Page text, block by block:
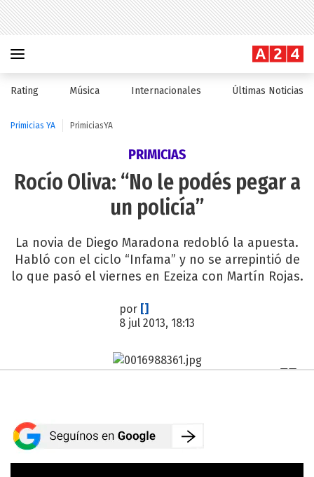
Rating Música Internacionales Últimas Noticias
Primicias YA PrimiciasYA
PRIMICIAS
Rocío Oliva: “No le podés pegar a
un policía”
La novia de Diego Maradona redobló la apuesta.
Habló con el ciclo “Infama” y no se arrepintió de
lo que pasó el viernes en Ezeiza con Martín Rojas.
por []
8 jul 2013, 18:13